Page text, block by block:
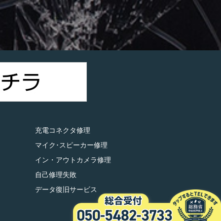
充電コネクタ修理
マイク･スピーカー修理
イン・アウトカメラ修理
自己修理失敗
データ復旧サービス